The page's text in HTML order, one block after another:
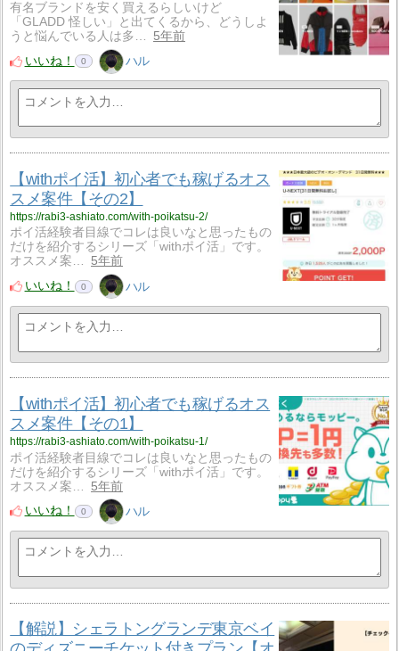
有名ブランドを安く買えるらしいけど
「GLADD 怪しい」と出てくるから、どうしよ
うと悩んでいる人は多…
5年前
いいね！
0 ハル
【withポイ活】初心者でも稼げるオス
スメ案件【その2】
https://rabi3-ashiato.com/with-poikatsu-2/
ポイ活経験者目線でコレは良いなと思ったもの
だけを紹介するシリーズ「withポイ活」です。
オススメ案…
5年前
いいね！
0 ハル
【withポイ活】初心者でも稼げるオス
スメ案件【その1】
https://rabi3-ashiato.com/with-poikatsu-1/
ポイ活経験者目線でコレは良いなと思ったもの
だけを紹介するシリーズ「withポイ活」です。
オススメ案…
5年前
いいね！
0 ハル
【解説】シェラトングランデ東京ベイ